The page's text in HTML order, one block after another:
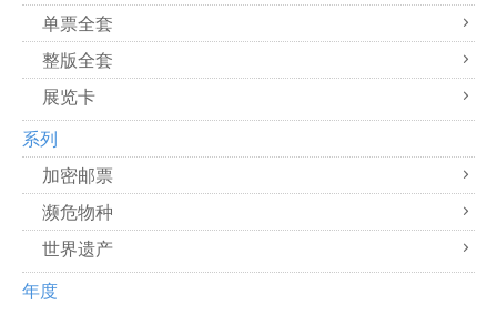
单票全套
整版全套
展览卡
系列
加密邮票
濒危物种
世界遗产
年度